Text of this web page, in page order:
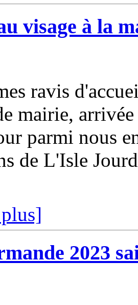
visage à la
ravis
mairie,
parmi nous
de L'Isle
2023